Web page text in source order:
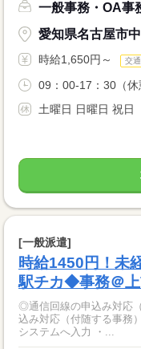
一般事務・OA事
愛知県名古屋市
時給1,650円～ 交
09：00-17：30（休
土曜日 日曜日 祝日
[一般派遣]
時給1450円！未
駅チカ◆事務＠
◎通信回線の申込み対応（企業や
込み対応（付随する事務
システムへ入力 ・...